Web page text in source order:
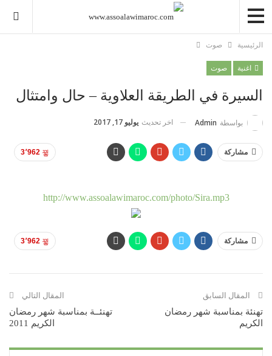
الرئيسية صوت
اغنية صوت
السيرة في الطريقة العلاوية – حال وامتثال
بواسطة Admin اخر تحديث يوليو 17, 2017
3٬962 مشاركة
http://www.assoalawimaroc.com/photo/Sira.mp3
3٬962 مشاركة
المقال السابق
تهنئة بمناسبة شهر رمضان
الكريم
المقال التالي
تهنئــة بمناسبة شهر رمضان
الكريم 2011